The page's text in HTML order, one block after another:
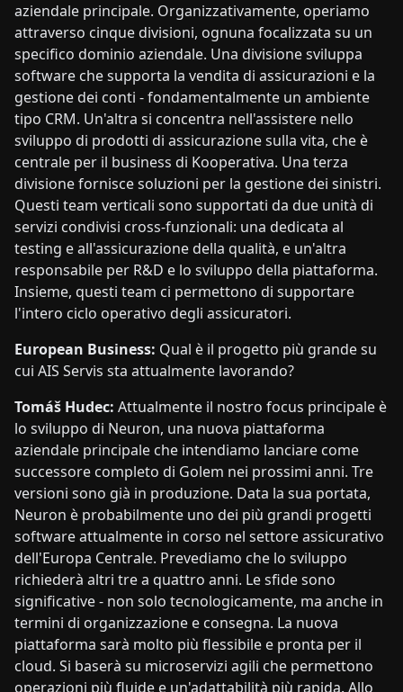
aziendale principale. Organizzativamente, operiamo
attraverso cinque divisioni, ognuna focalizzata su un
specifico dominio aziendale. Una divisione sviluppa
software che supporta la vendita di assicurazioni e la
gestione dei conti - fondamentalmente un ambiente
tipo CRM. Un'altra si concentra nell'assistere nello
sviluppo di prodotti di assicurazione sulla vita, che è
centrale per il business di Kooperativa. Una terza
divisione fornisce soluzioni per la gestione dei sinistri.
Questi team verticali sono supportati da due unità di
servizi condivisi cross-funzionali: una dedicata al
testing e all'assicurazione della qualità, e un'altra
responsabile per R&D e lo sviluppo della piattaforma.
Insieme, questi team ci permettono di supportare
l'intero ciclo operativo degli assicuratori.
European Business: Qual è il progetto più grande su
cui AIS Servis sta attualmente lavorando?
Tomáš Hudec: Attualmente il nostro focus principale è
lo sviluppo di Neuron, una nuova piattaforma
aziendale principale che intendiamo lanciare come
successore completo di Golem nei prossimi anni. Tre
versioni sono già in produzione. Data la sua portata,
Neuron è probabilmente uno dei più grandi progetti
software attualmente in corso nel settore assicurativo
dell'Europa Centrale. Prevediamo che lo sviluppo
richiederà altri tre a quattro anni. Le sfide sono
significative - non solo tecnologicamente, ma anche in
termini di organizzazione e consegna. La nuova
piattaforma sarà molto più flessibile e pronta per il
cloud. Si baserà su microservizi agili che permettono
operazioni più fluide e un'adattabilità più rapida. Allo